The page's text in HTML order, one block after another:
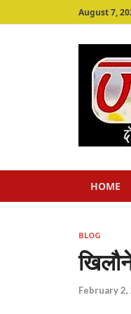
August 7,
HOME
BLOG
February 2,